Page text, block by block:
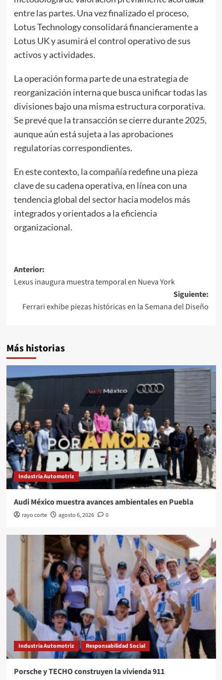
entre las partes. Una vez finalizado el proceso,
Lotus Technology consolidará financieramente a
Lotus UK y asumirá el control operativo de sus
activos y actividades.
La operación forma parte de una estrategia de
reorganización interna que busca unificar todas las
divisiones bajo una misma estructura corporativa.
Se prevé que la transacción se cierre durante 2025,
aunque aún está sujeta a las aprobaciones
regulatorias correspondientes.
En este contexto, la compañía redefine una pieza
clave de su cadena operativa, en línea con una
tendencia global del sector hacia modelos más
integrados y orientados a la eficiencia
organizacional.
Navegación
de
entradas
Anterior:
Lexus inaugura muestra temporal en Nueva York
Siguiente:
Ferrari exhibe piezas históricas en la Semana del Diseño
Más historias
Industria Automotriz
Audi México muestra avances ambientales en Puebla
rayo corte agosto 6, 2026 0
Industria Automotriz Responsabilidad Social
Porsche y TECHO construyen la vivienda 911